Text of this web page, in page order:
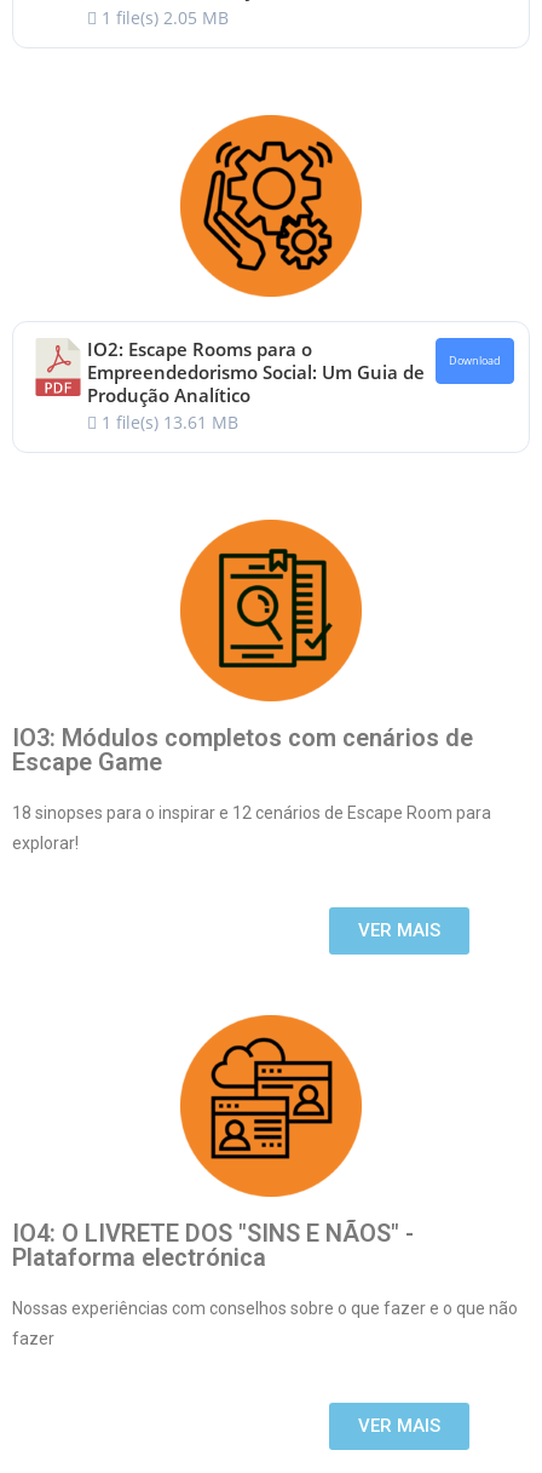
1 file(s) 2.05 MB
IO2: Escape Rooms para o
Empreendedorismo Social: Um Guia de
Produção Analítico
1 file(s) 13.61 MB
Download
IO3: Módulos completos com cenários de
Escape Game
18 sinopses para o inspirar e 12 cenários de Escape Room para
explorar!
VER MAIS
IO4: O LIVRETE DOS "SINS E NÃOS" -
Plataforma electrónica
Nossas experiências com conselhos sobre o que fazer e o que não
fazer
VER MAIS